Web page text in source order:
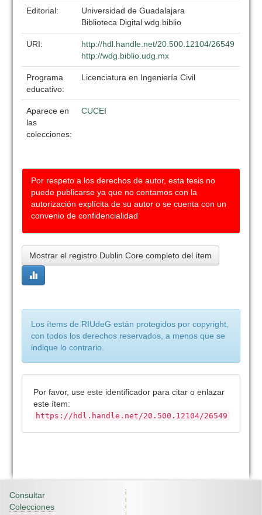
Editorial:
Universidad de Guadalajara
Biblioteca Digital wdg.biblio
URI:
http://hdl.handle.net/20.500.12104/26549
http://wdg.biblio.udg.mx
Programa
educativo:
Licenciatura en Ingeniería Civil
Aparece en
las
colecciones:
CUCEI
Por respeto a los derechos de autor, esta tesis no
puede publicarse ya que no contamos con la
autorización explícita de su autor o se cuenta con un
convenio de confidencialidad
Mostrar el registro Dublin Core completo del ítem
Los ítems de RIUdeG están protegidos por copyright,
con todos los derechos reservados, a menos que se
indique lo contrario.
Por favor, use este identificador para citar o enlazar
este ítem:
https://hdl.handle.net/20.500.12104/26549
Consultar
Colecciones